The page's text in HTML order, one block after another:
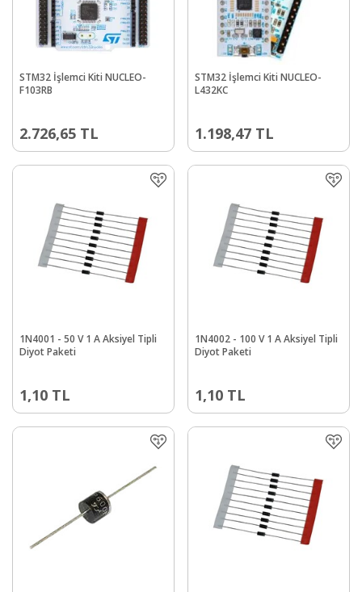
STM32 İşlemci Kiti NUCLEO-
F103RB
2.726,65 TL
STM32 İşlemci Kiti NUCLEO-
L432KC
1.198,47 TL
1N4001 - 50 V 1 A Aksiyel Tipli
Diyot Paketi
1,10 TL
1N4002 - 100 V 1 A Aksiyel Tipli
Diyot Paketi
1,10 TL